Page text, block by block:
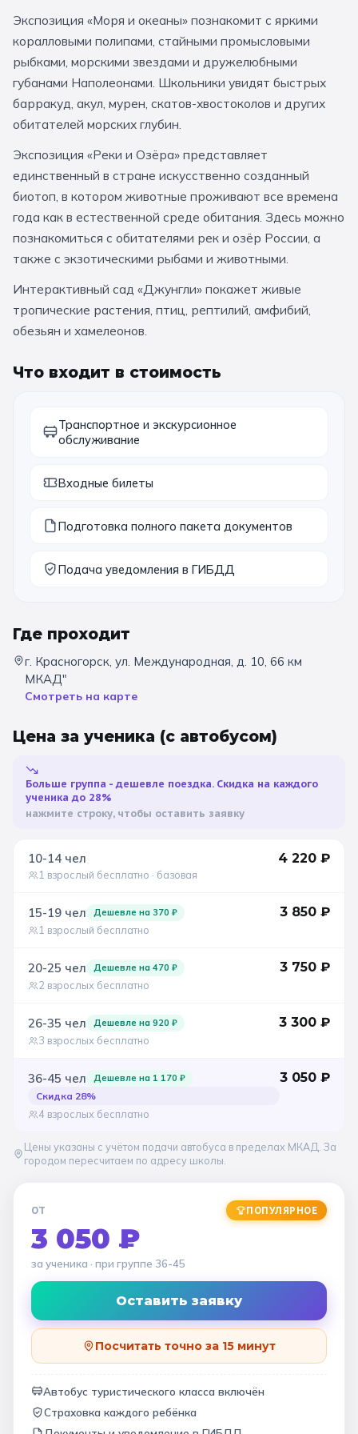
За кулисами театров
Усадьбы и заповедники Экологические
Народные промыслы Интерактивные
Квесты Мастер-классы
🎓 ПО КЛАССАМ
Все классы
Дошкольники
Начальные классы
5 класс 6 класс
7 класс 8 класс
11 класс
📚 ПО ПРЕДМЕТАМ
Все музеи Музей космонавтики
Москва
Санкт-Петербург
Золотое кольцо
Великий Новгород Алтай Архангельск
Рязань Мурманск Волгоград
Экспозиция «Моря и океаны» познакомит с яркими
коралловыми полипами, стайными промысловыми
рыбками, морскими звездами и дружелюбными
губанами Наполеонами. Школьники увидят быстрых
барракуд, акул, мурен, скатов-хвостоколов и других
обитателей морских глубин.
Экспозиция «Реки и Озёра» представляет
единственный в стране искусственно созданный
биотоп, в котором животные проживают все времена
года как в естественной среде обитания. Здесь можно
познакомиться с обитателями рек и озёр России, а
также с экзотическими рыбами и животными.
Интерактивный сад «Джунгли» покажет живые
тропические растения, птиц, рептилий, амфибий,
обезьян и хамелеонов.
Что входит в стоимость
Транспортное и экскурсионное
обслуживание
Входные билеты
Подготовка полного пакета документов
Подача уведомления в ГИБДД
Где проходит
г. Красногорск, ул. Международная, д. 10, 66 км
МКАД"
Смотреть на карте
Цена за ученика (с автобусом)
Больше группа - дешевле поездка. Скидка на каждого
ученика до 28%
нажмите строку, чтобы оставить заявку
10-14 чел
1 взрослый бесплатно · базовая
4 220 ₽
15-19 чел Дешевле на 370 ₽
1 взрослый бесплатно
3 850 ₽
20-25 чел Дешевле на 470 ₽
2 взрослых бесплатно
3 750 ₽
26-35 чел Дешевле на 920 ₽
3 взрослых бесплатно
3 300 ₽
36-45 чел
Скидка 28%
Дешевле на 1 170 ₽
4 взрослых бесплатно
3 050 ₽
Цены указаны с учётом подачи автобуса в пределах МКАД. За
городом пересчитаем по адресу школы.
ОТ ПОПУЛЯРНОЕ
3 050 ₽
за ученика · при группе 36-45
Оставить заявку
Посчитать точно за 15 минут
Автобус туристического класса включён
Страховка каждого ребёнка